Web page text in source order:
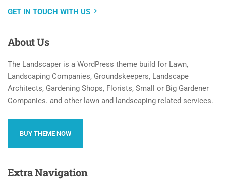
GET IN TOUCH WITH US
AboutUs
The Landscaper is a WordPress theme build for Lawn,
Landscaping Companies, Groundskeepers, Landscape
Architects, Gardening Shops, Florists, Small or Big Gardener
Companies. and other lawn and landscaping related services.
BUY THEME NOW
ExtraNavigation